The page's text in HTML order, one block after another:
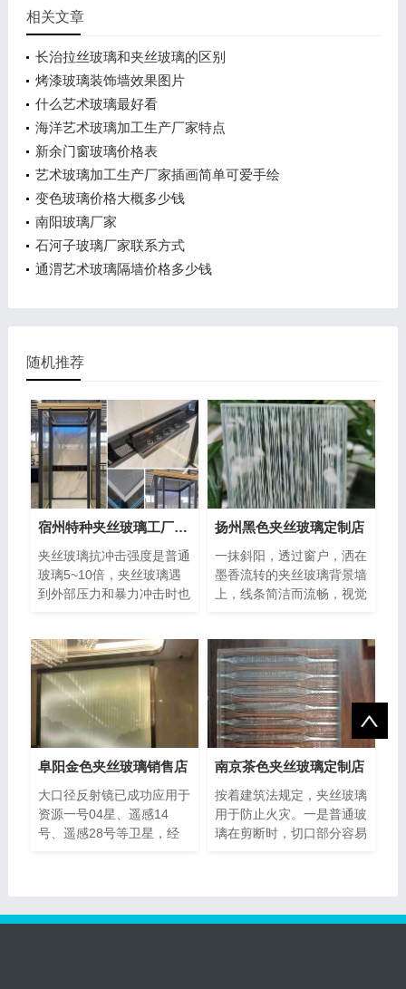
相关文章
长治拉丝玻璃和夹丝玻璃的区别
烤漆玻璃装饰墙效果图片
什么艺术玻璃最好看
海洋艺术玻璃加工生产厂家特点
新余门窗玻璃价格表
艺术玻璃加工生产厂家插画简单可爱手绘
变色玻璃价格大概多少钱
南阳玻璃厂家
石河子玻璃厂家联系方式
通渭艺术玻璃隔墙价格多少钱
随机推荐
宿州特种夹丝玻璃工厂在哪里
夹丝玻璃抗冲击强度是普通
玻璃5~10倍，夹丝玻璃遇
到外部压力和暴力冲击时也
扬州黑色夹丝玻璃定制店
一抹斜阳，透过窗户，洒在
墨香流转的夹丝玻璃背景墙
上，线条简洁而流畅，视觉
阜阳金色夹丝玻璃销售店
大口径反射镜已成功应用于
资源一号04星、遥感14
号、遥感28号等卫星，经
南京茶色夹丝玻璃定制店
按着建筑法规定，夹丝玻璃
用于防止火灾。一是普通玻
璃在剪断时，切口部分容易